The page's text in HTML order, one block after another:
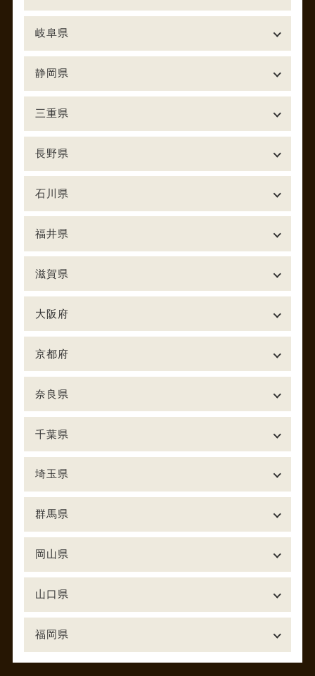
岐阜県
静岡県
三重県
長野県
石川県
福井県
滋賀県
大阪府
京都府
奈良県
千葉県
埼玉県
群馬県
岡山県
山口県
福岡県